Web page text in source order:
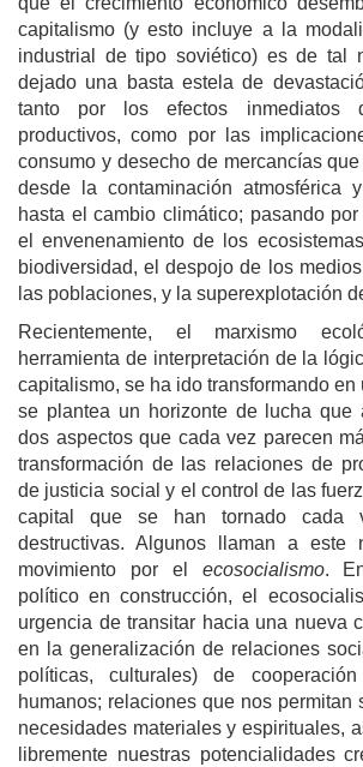
capitalismo (y esto incluye a la
industrial de tipo soviético) es de tal
dejado una basta estela de
tanto por los efectos inmediatos
productivos, como por las
consumo y desecho de mercancías
desde la contaminación atmosférica
hasta el cambio climático; pasando
el envenenamiento de los
biodiversidad, el despojo de los
las poblaciones, y la superexplotación
Recientemente, el marxismo
herramienta de interpretación de la
capitalismo, se ha ido transformando
se plantea un horizonte de lucha que
dos aspectos que cada vez parecen
transformación de las relaciones de
de justicia social y el control de las
capital que se han tornado cada
destructivas. Algunos llaman a este
movimiento por el ecosocialismo.
político en construcción, el
urgencia de transitar hacia una nueva
en la generalización de relaciones
políticas, culturales) de
humanos; relaciones que nos permitan
necesidades materiales y espirituales,
libremente nuestras potencialidades